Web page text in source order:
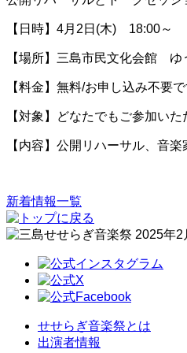
【日時】4月2日(木) 18:00～
【場所】三島市民文化会館 ゆ
【料金】無料/お申し込み不要
【対象】どなたでもご参加い
【内容】公開リハーサル、音
新着情報一覧
せせらぎ音楽祭とは
出演者情報